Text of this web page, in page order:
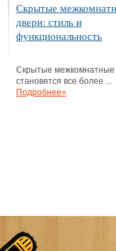
Скрытые
двери: стиль и
функциональность
Скрытые межкомнатные
становятся все более ...
Подробнее»